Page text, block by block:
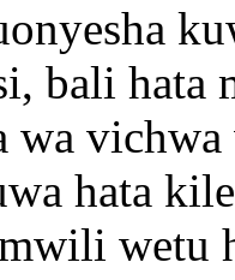
bali hata
wa
hata
wetu